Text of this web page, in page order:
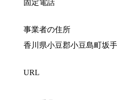
固定電話
事業者の住所
香川県小豆郡小豆島町坂
URL